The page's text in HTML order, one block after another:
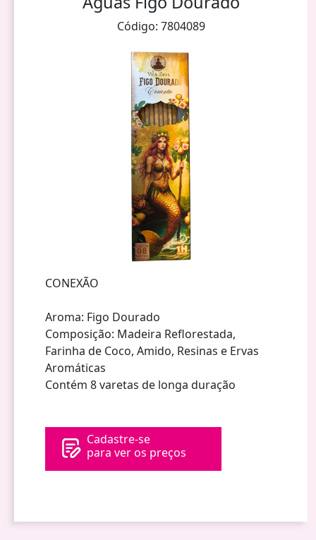
Código: 7804089
CONEXÃO
Aroma: Figo Dourado
Composição: Madeira Reflorestada,
Farinha de Coco, Amido, Resinas e Ervas
Aromáticas
Contém 8 varetas de longa duração
Cadastre-se
para ver os preços